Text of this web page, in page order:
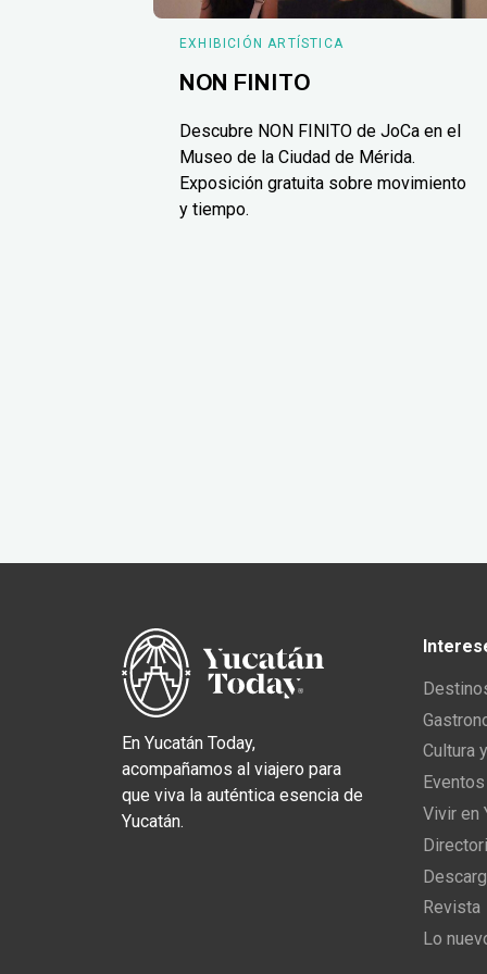
EXHIBICIÓN ARTÍSTICA
NON FINITO
Descubre NON FINITO de JoCa en el
Museo de la Ciudad de Mérida.
Exposición gratuita sobre movimiento
y tiempo.
En Yucatán Today,
acompañamos al viajero para
que viva la auténtica esencia de
Yucatán.
Cultura
Vivir en
Revista
Lo